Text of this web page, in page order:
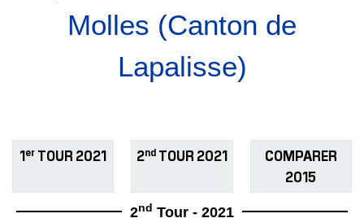
Molles (Canton de
Lapalisse)
1er TOUR 2021 2ndTOUR 2021
COMPARER
2015
2nd Tour - 2021